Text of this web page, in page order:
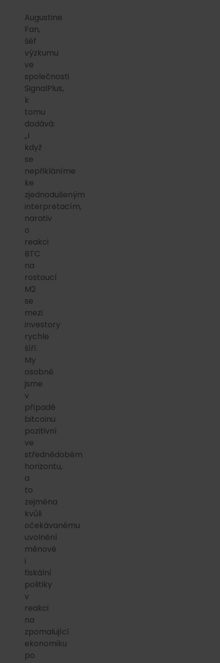
Augustine
Fan,
šéf
výzkumu
ve
společnosti
SignalPlus,
k
tomu
dodává:
„I
když
se
nepřikláníme
ke
zjednodušeným
interpretacím,
narativ
o
reakci
BTC
na
rostoucí
M2
se
mezi
investory
rychle
šíří.
My
osobně
jsme
v
případě
bitcoinu
pozitivní
ve
střednědobém
horizontu,
a
to
zejména
kvůli
očekávanému
uvolnění
měnové
i
fiskální
politiky
v
reakci
na
zpomalující
ekonomiku
po